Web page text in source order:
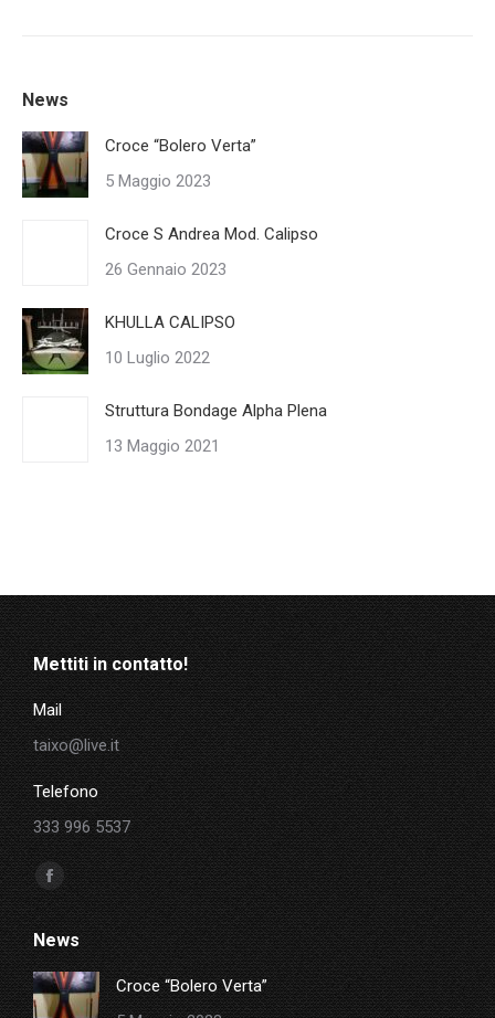
News
Croce “Bolero Verta”
5 Maggio 2023
Croce S Andrea Mod. Calipso
26 Gennaio 2023
KHULLA CALIPSO
10 Luglio 2022
Struttura Bondage Alpha Plena
13 Maggio 2021
Mettiti in contatto!
Mail
taixo@live.it
Telefono
333 996 5537
Ci puoi trovare su:
Facebook
page
opens
in
new
News
Croce “Bolero Verta”